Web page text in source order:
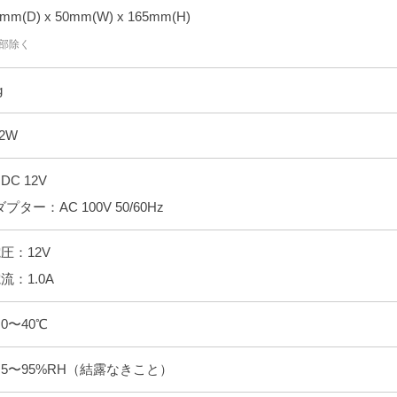
x 50mm(W) x 165mm(H)
除く
12V
プター：AC 100V 50/60Hz
：12V
：1.0A
〜40℃
〜95%RH（結露なきこと）